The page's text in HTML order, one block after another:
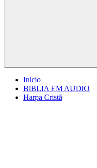
Inicio
BIBLIA EM AUDIO
Harpa Cristã